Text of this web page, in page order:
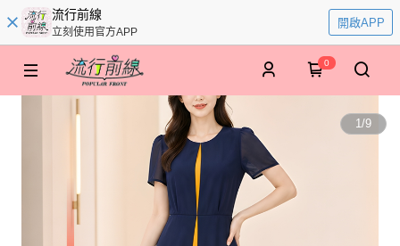
流行前線
立刻使用官方APP
開啟APP
0
1/9